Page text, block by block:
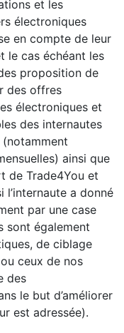
et les
électroniques
en compte de leur
le cas échéant les
proposition de
des offres
électroniques et
des internautes
ainsi que
de Trade4You et
a donné
par une case
sont également
de ciblage
ceux de nos
des
le but d’améliorer
est adressée).